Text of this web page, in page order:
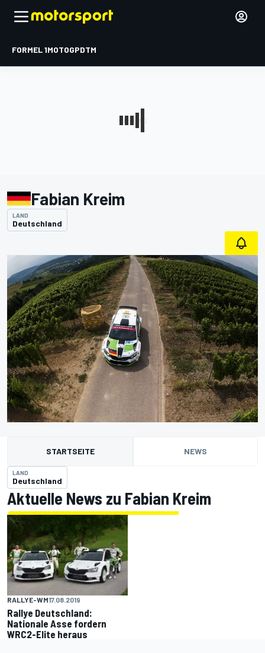
FORMEL 1MOTOGPDTM
Fabian Kreim
LAND
Deutschland
STARTSEITE NEWS
LAND
Deutschland
Aktuelle News zu Fabian Kreim
RALLYE-WM17.08.2019
Rallye Deutschland:
Nationale Asse fordern
WRC2-Elite heraus